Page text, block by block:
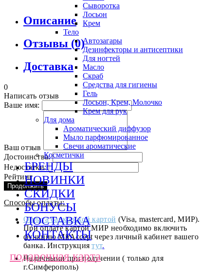
Сыворотка
Лосьон
Крем
Тело
Автозагары
Дезинфекторы и антисептики
Для ногтей
Масло
Скраб
Средства для гигиены
Гель
Лосьон, Крем, Молочко
Крем для рук
Для дома
Ароматический диффузор
Мыло парфюмированное
Свечи ароматические
Косметички
БРЕНДЫ
НОВИНКИ
СКИДКИ
БОНУСЫ
ДОСТАВКА
КОНТАКТЫ
подарочная карта
Описание
Отзывы (0)
Доставка
0
Написать отзыв
Ваше имя:
Ваш отзыв
Достоинства:
Недостатки:
Рейтинг
Продолжить
Способы оплаты:
Оплата банковской картой (Visa, mastercard, МИР).
При оплате картой МИР необходимо включить
функцию MirAccept через личный кабинет вашего
банка. Инструкциятут.
Наличными при получении ( только для
г.Симферополь)